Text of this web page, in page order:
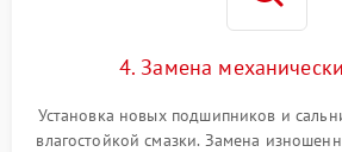
4. Замена
Установка новых подшипников и
влагостойкой смазки. Замена